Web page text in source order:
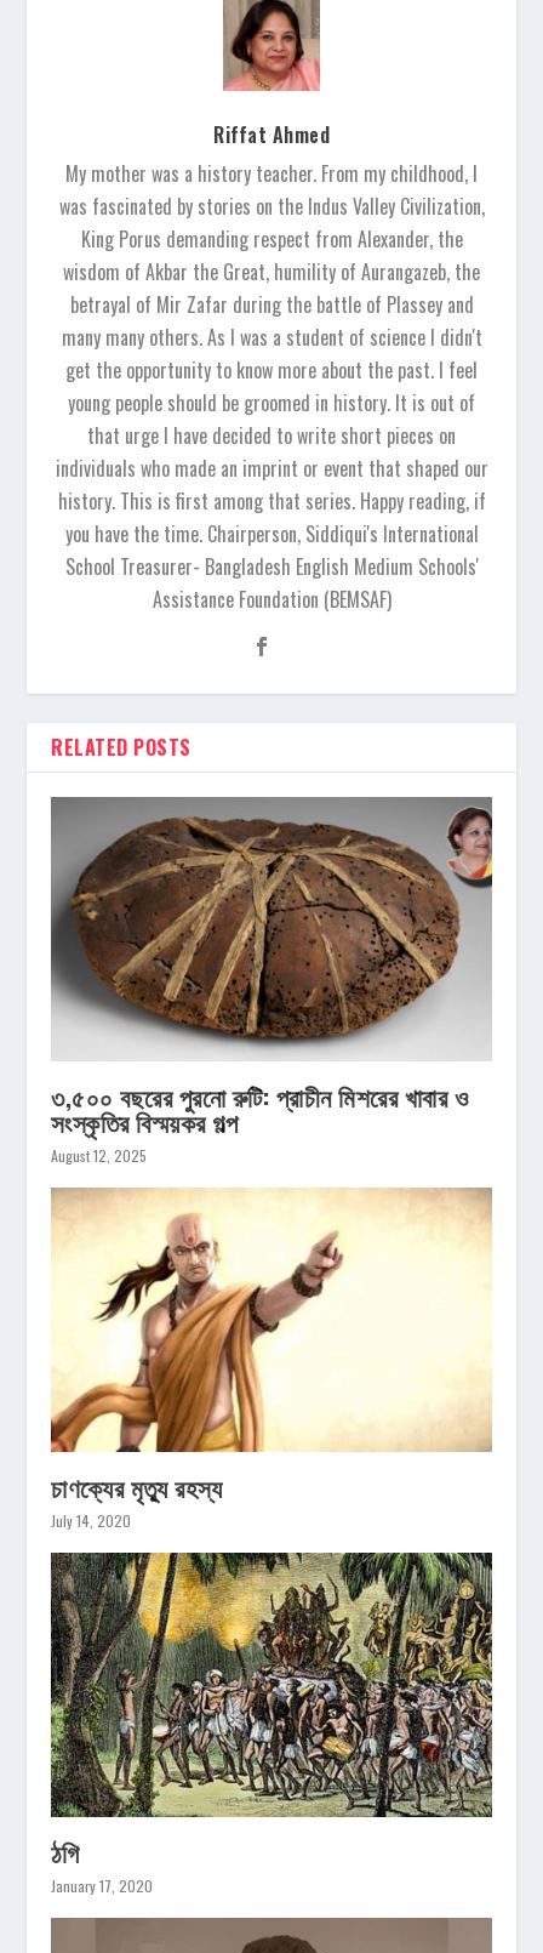
Riffat Ahmed
My mother was a history teacher. From my childhood, I
was fascinated by stories on the Indus Valley Civilization,
King Porus demanding respect from Alexander, the
wisdom of Akbar the Great, humility of Aurangazeb, the
betrayal of Mir Zafar during the battle of Plassey and
many many others. As I was a student of science I didn't
get the opportunity to know more about the past. I feel
young people should be groomed in history. It is out of
that urge I have decided to write short pieces on
individuals who made an imprint or event that shaped our
history. This is first among that series. Happy reading, if
you have the time. Chairperson, Siddiqui's International
School Treasurer- Bangladesh English Medium Schools'
Assistance Foundation (BEMSAF)
RELATED POSTS
৩,৫০০ বছরের পুরনো রুটি: প্রাচীন মিশরের খাবার ও
সংস্কৃতির বিস্ময়কর গল্প
August 12, 2025
চাণক্যের মৃত্যু রহস্য
July 14, 2020
ঠগি
January 17, 2020